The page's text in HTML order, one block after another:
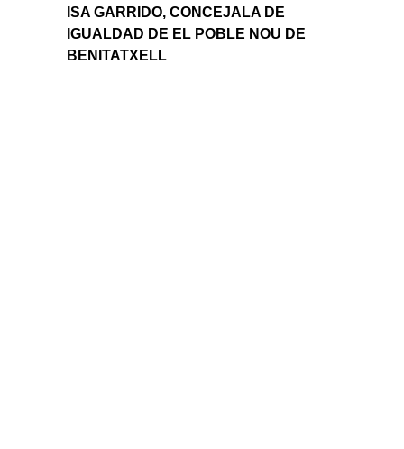
ISA GARRIDO, CONCEJALA DE
IGUALDAD DE EL POBLE NOU DE
BENITATXELL